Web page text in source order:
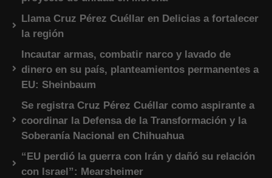
Llama Cruz Pérez Cuéllar en Delicias a fortalecer
la región
Incautar armas, combatir narco y lavado de
dinero en su país, planteamientos permanentes a
EU: Sheinbaum
Se registra Cruz Pérez Cuéllar como aspirante a
coordinar la Defensa de la Transformación y la
Soberanía Nacional en Chihuahua
“EU perdió la guerra con Irán y dañó su relación
con Israel”: Mearsheimer